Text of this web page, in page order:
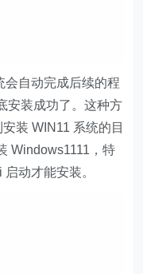
自动完成后续的程
安装成功了。这种方
装 WIN11 系统的目
Windows1111，特
动才能安装。